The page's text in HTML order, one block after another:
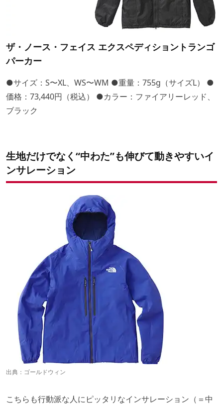
ザ・ノース・フェイス エクスペディショントランゴ
パーカー
●サイズ：S〜XL、WS〜WM ●重量：755g（サイズL） ●
価格：73,440円（税込） ●カラー：ファイアリーレッド、
ブラック
生地だけでなく“中わた”も伸びて動きやすいイ
ンサレーション
出典： ゴールドウィン
こちらも行動派な人にピッタリなインサレーション（＝中